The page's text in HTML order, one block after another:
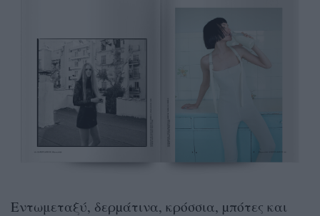
Εντωμεταξύ, δερµάτινα, κρόσσια, µπότες και